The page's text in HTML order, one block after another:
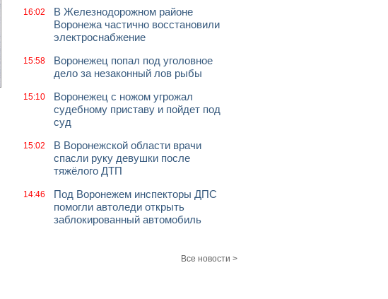
16:02
В Железнодорожном районе
Воронежа частично восстановили
электроснабжение
15:58
Воронежец попал под уголовное
дело за незаконный лов рыбы
15:10
Воронежец с ножом угрожал
судебному приставу и пойдет под
суд
15:02
В Воронежской области врачи
спасли руку девушки после
тяжёлого ДТП
14:46
Под Воронежем инспекторы ДПС
помогли автоледи открыть
заблокированный автомобиль
Все новости >